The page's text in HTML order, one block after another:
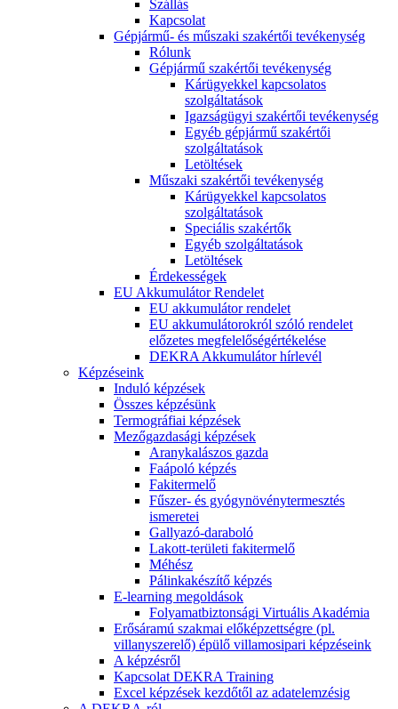
Szállás
Kapcsolat
Gépjármű- és műszaki szakértői tevékenység
Rólunk
Gépjármű szakértői tevékenység
Kárügyekkel kapcsolatos
szolgáltatások
Igazságügyi szakértői tevékenység
Egyéb gépjármű szakértői
szolgáltatások
Letöltések
Műszaki szakértői tevékenység
Kárügyekkel kapcsolatos
szolgáltatások
Speciális szakértők
Egyéb szolgáltatások
Letöltések
Érdekességek
EU Akkumulátor Rendelet
EU akkumulátor rendelet
EU akkumulátorokról szóló rendelet
előzetes megfelelőségértékelése
DEKRA Akkumulátor hírlevél
Képzéseink
Induló képzések
Összes képzésünk
Termográfiai képzések
Mezőgazdasági képzések
Aranykalászos gazda
Faápoló képzés
Fakitermelő
Fűszer- és gyógynövénytermesztés
ismeretei
Gallyazó-daraboló
Lakott-területi fakitermelő
Méhész
Pálinkakészítő képzés
E-learning megoldások
Folyamatbiztonsági Virtuális Akadémia
Erősáramú szakmai előképzettségre (pl.
villanyszerelő) épülő villamosipari képzéseink
A képzésről
Kapcsolat DEKRA Training
Excel képzések kezdőtől az adatelemzésig